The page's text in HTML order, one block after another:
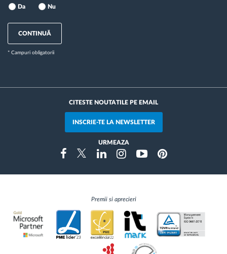
Da Nu
CONTINUĂ
* Campuri obligatorii
CITESTE NOUTATILE PE EMAIL
INSCRIE-TE LA NEWSLETTER
URMEAZA
FacebookTwitterLinkedinInstragramYoutubePinterest
Premii si aprecieri